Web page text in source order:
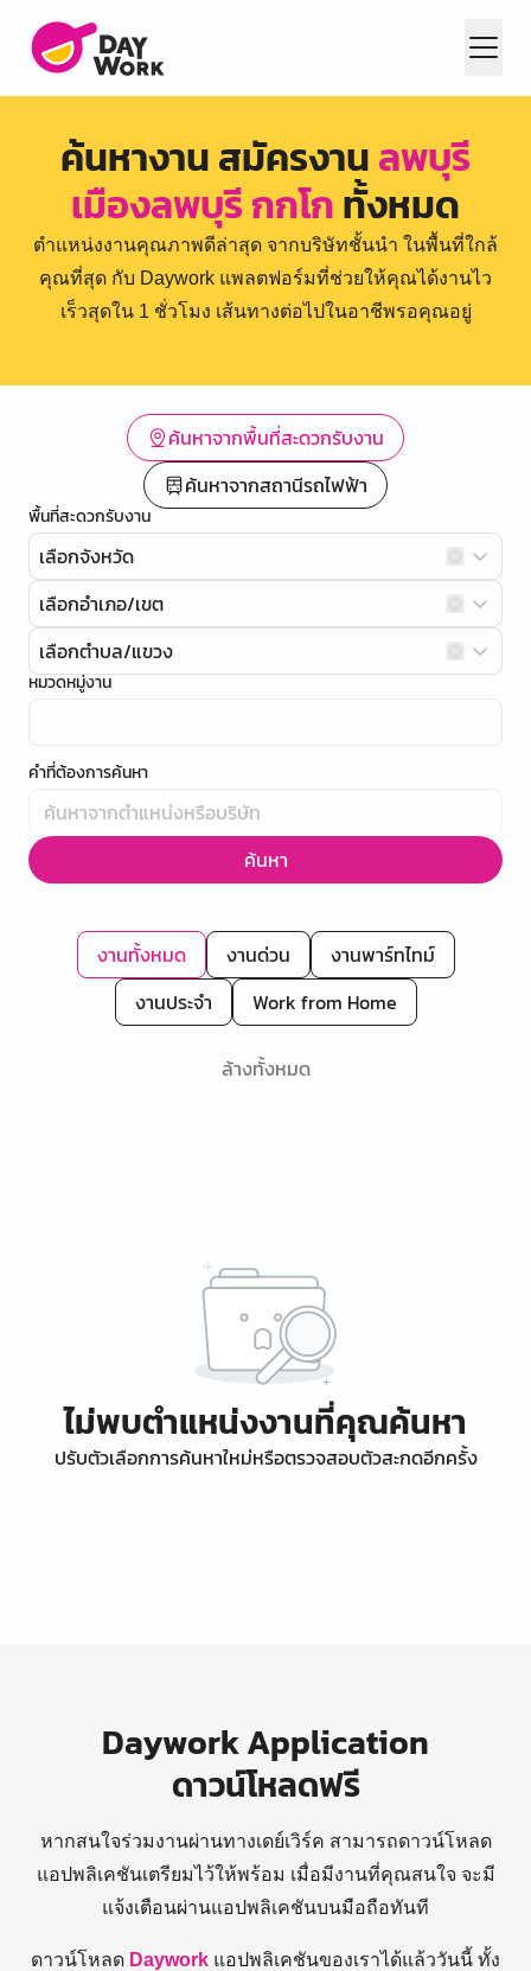
ค้นหางาน สมัครงานลพบุรี
เมืองลพบุรี กกโกทั้งหมด
ตำแหน่งงานคุณภาพดีล่าสุด จากบริษัทชั้นนำ ในพื้นที่ใกล้
คุณที่สุด กับ Daywork แพลตฟอร์มที่ช่วยให้คุณได้งานไว
เร็วสุดใน 1 ชั่วโมง เส้นทางต่อไปในอาชีพรอคุณอยู่
ค้นหาจากพื้นที่สะดวกรับงาน
ค้นหาจากสถานีรถไฟฟ้า
พื้นที่สะดวกรับงาน
เลือกจังหวัด
เลือกอำเภอ/เขต
เลือกตำบล/แขวง
หมวดหมู่งาน
คำที่ต้องการค้นหา
ค้นหา
งานทั้งหมด งานด่วน
งานพาร์ทไทม์
งานประจำ
Work from Home
ล้างทั้งหมด
ไม่พบตำแหน่งงานที่คุณค้นหา
ปรับตัวเลือกการค้นหาใหม่หรือตรวจสอบตัวสะกดอีกครั้ง
Daywork Application
ดาวน์โหลดฟรี
หากสนใจร่วมงานผ่านทางเดย์เวิร์ค สามารถดาวน์โหลด
แอปพลิเคชันเตรียมไว้ให้พร้อม เมื่อมีงานที่คุณสนใจ จะมี
แจ้งเตือนผ่านแอปพลิเคชันบนมือถือทันที
ดาวน์โหลด Daywork แอปพลิเคชันของเราได้แล้ววันนี้ ทั้ง